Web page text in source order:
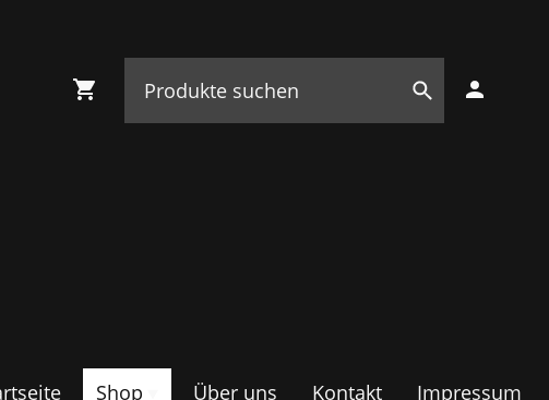
Shop Über uns Kontakt Impressum